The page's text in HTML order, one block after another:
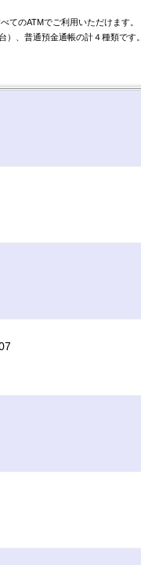
てのATMでご利用いただけます。
、普通預金通帳の計４種類です。